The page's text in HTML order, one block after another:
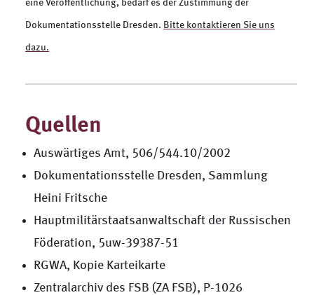
eine Veröffentlichung, bedarf es der Zustimmung der
Dokumentationsstelle Dresden. Bitte kontaktieren Sie uns
dazu.
Quellen
Auswärtiges Amt, 506/544.10/2002
Dokumentationsstelle Dresden, Sammlung
Heini Fritsche
Hauptmilitärstaatsanwaltschaft der Russischen
Föderation, 5uw-39387-51
RGWA, Kopie Karteikarte
Zentralarchiv des FSB (ZA FSB), P-1026